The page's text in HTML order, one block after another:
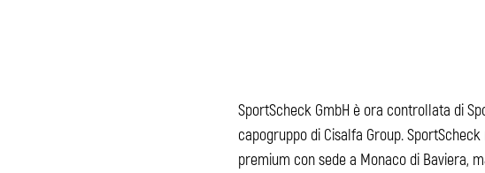
SportScheck GmbH è ora controllata di
capogruppo di Cisalfa Group.
premium con sede a Monaco di Baviera,